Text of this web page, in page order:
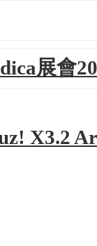
展會
X3.2